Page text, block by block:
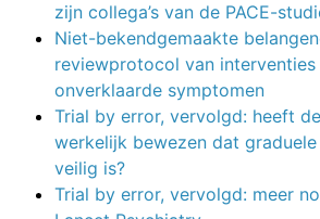
zijn collega’s van de PACE-
Niet-bekendgemaakte
reviewprotocol van
onverklaarde symptomen
Trial by error, vervolgd: heeft
werkelijk bewezen dat
veilig is?
Trial by error, vervolgd: meer